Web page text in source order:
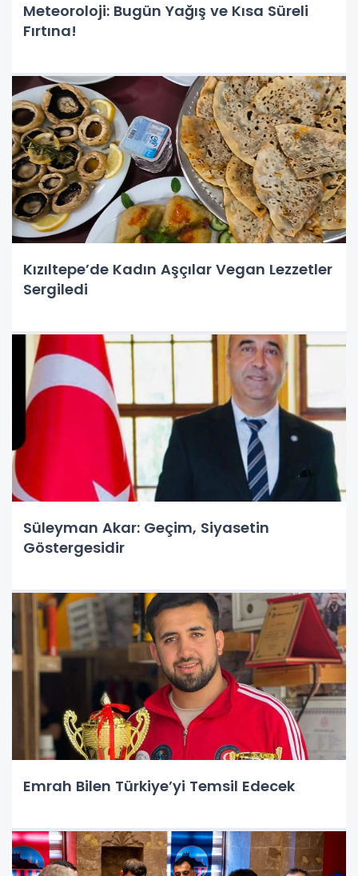
Meteoroloji: Bugün Yağış ve Kısa Süreli
Fırtına!
Kızıltepe’de Kadın Aşçılar Vegan Lezzetler
Sergiledi
Süleyman Akar: Geçim, Siyasetin
Göstergesidir
Emrah Bilen Türkiye’yi Temsil Edecek